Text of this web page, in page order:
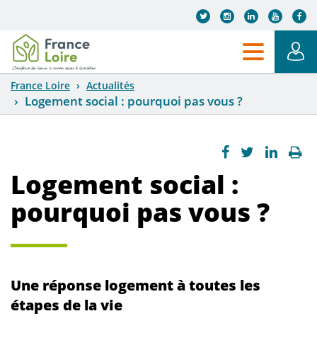
France Loire Actualités
Logement social : pourquoi pas vous ?
Logement social :
pourquoi pas vous ?
Une réponse logement à toutes les
étapes de la vie